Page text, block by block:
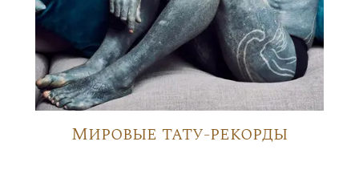
Мировые тату-рекорды